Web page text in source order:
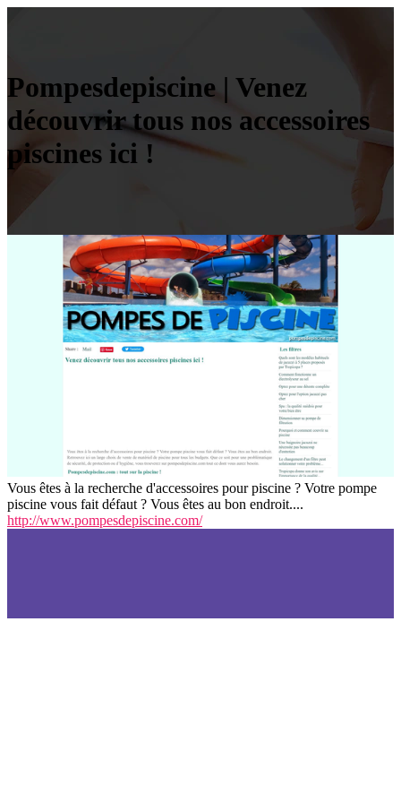
Pom­pesdepis­ci­ne | Venez
découvrir tous nos accessoires
piscines ici !
Vous êtes à la recherche d'accessoires pour piscine ? Votre pompe
piscine vous fait défaut ? Vous êtes au bon endroit....
http://www.pompesdepiscine.com/